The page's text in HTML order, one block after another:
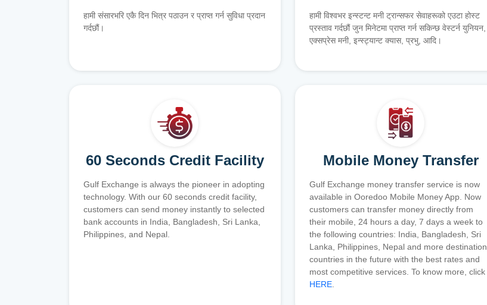
हामी संसारभरि एकै दिन भित्र पठाउन र प्राप्त गर्न सुविधा प्रदान
गर्दछौं।
हामी विश्वभर इन्स्टन्ट मनी ट्रान्सफर सेवाहरूको एउटा होस्ट
प्रस्ताव गर्दछौं जुन मिनेटमा प्राप्त गर्न सकिन्छ वेस्टर्न युनियन,
एक्सप्रेस मनी, इन्स्ट्यान्ट क्यास, प्रभु, आदि।
60 Seconds Credit Facility
Gulf Exchange is always the pioneer in adopting
technology. With our 60 seconds credit facility,
customers can send money instantly to selected
bank accounts in India, Bangladesh, Sri Lanka,
Philippines, and Nepal.
Mobile Money Transfer
Gulf Exchange money transfer service is now
available in Ooredoo Mobile Money App. Now
customers can transfer money directly from
their mobile, 24 hours a day, 7 days a week to
the following countries: India, Bangladesh, Sri
Lanka, Philippines, Nepal and more destination
countries in the future with the best rates and
most competitive services. To know more, click
HERE.